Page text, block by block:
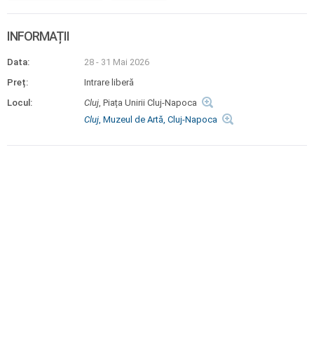
INFORMAȚII
Data:
28 - 31 Mai 2026
Preț:
Intrare liberă
Locul:
Cluj, Piața Unirii Cluj-Napoca
Cluj, Muzeul de Artă, Cluj-Napoca